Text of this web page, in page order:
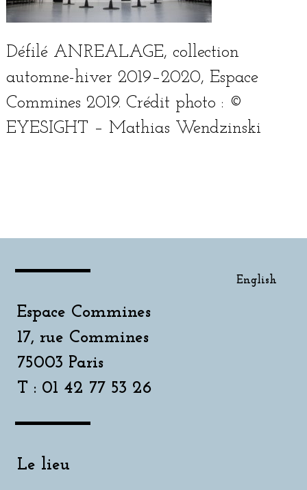
Défilé ANREALAGE, col­lec­tion
automne-hiver 2019–2020, Espace
Commines 2019. Crédit pho­to : ©
EYESIGHT – Mathias Wendzinski
Espace Commines
17, rue Commines
75003 Paris
T : 01 42 77 53 26
Le lieu
English